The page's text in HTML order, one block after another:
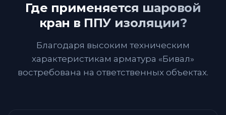
Где применяется шаровой
кран в ППУ изоляции?
Благодаря высоким техническим
характеристикам арматура «Бивал»
востребована на ответственных объектах.